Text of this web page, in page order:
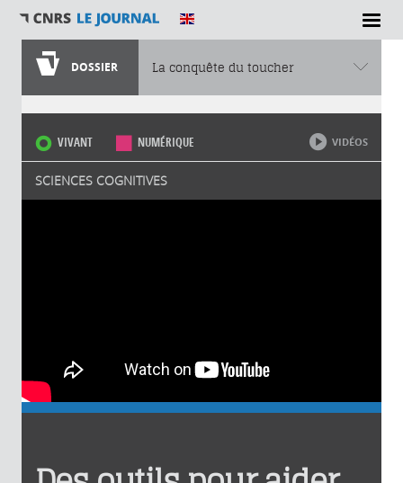
DOSSIER La conquête du toucher
Vous êtes ici
VIVANT NUMÉRIQUE
SCIENCES COGNITIVES
VIDÉOS